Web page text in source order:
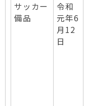
サッカー
備品
令和
元年6
月12
日